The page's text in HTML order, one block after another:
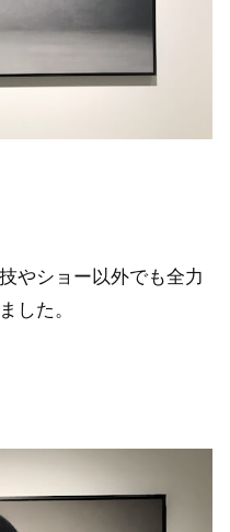
やショー以外でも全力
した。